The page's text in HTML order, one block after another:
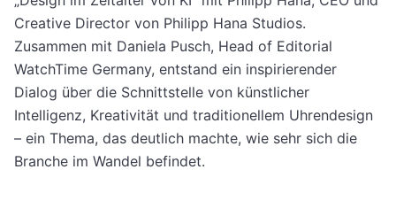
Creative Director von Philipp Hana Studios.
Zusammen mit Daniela Pusch, Head of Editorial
WatchTime Germany, entstand ein inspirierender
Dialog über die Schnittstelle von künstlicher
Intelligenz, Kreativität und traditionellem Uhrendesign
– ein Thema, das deutlich machte, wie sehr sich die
Branche im Wandel befindet.